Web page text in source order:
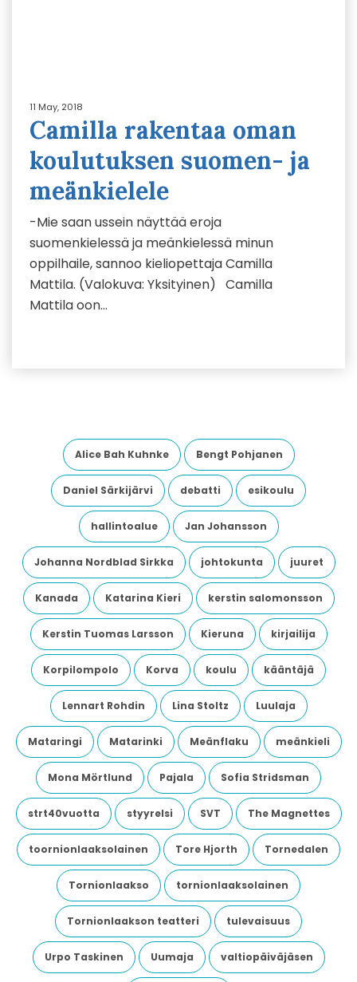
11 May, 2018
Camilla rakentaa oman
koulutuksen suomen- ja
meänkielele
-Mie saan ussein näyttää eroja
suomenkielessä ja meänkielessä minun
oppilhaile, sannoo kieliopettaja Camilla
Mattila. (Valokuva: Yksityinen) Camilla
Mattila oon…
Alice Bah Kuhnke Bengt Pohjanen
Daniel Särkijärvi debatti esikoulu
hallintoalue Jan Johansson
Johanna Nordblad Sirkka johtokunta juuret
Kanada Katarina Kieri kerstin salomonsson
Kerstin Tuomas Larsson Kieruna kirjailija
Korpilompolo Korva koulu kääntäjä
Lennart Rohdin Lina Stoltz Luulaja
Mataringi Matarinki Meänflaku meänkieli
Mona Mörtlund Pajala Sofia Stridsman
strt40vuotta styyrelsi SVT The Magnettes
toornionlaaksolainen Tore Hjorth Tornedalen
Tornionlaakso tornionlaaksolainen
Tornionlaakson teatteri tulevaisuus
Urpo Taskinen Uumaja valtiopäiväjäsen